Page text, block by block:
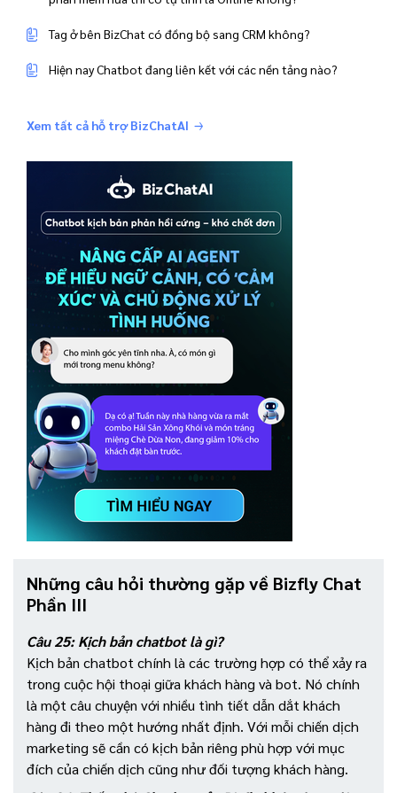
Tag ở bên BizChat có đồng bộ sang CRM không?
Hiện nay Chatbot đang liên kết với các nền tảng nào?
Xem tất cả hỗ trợ BizChatAI
Những câu hỏi thường gặp về Bizfly Chat
Phần III
Câu 25: Kịch bản chatbot là gì?
Kịch bản chatbot chính là các trường hợp có thể xảy ra
trong cuộc hội thoại giữa khách hàng và bot. Nó chính
là một câu chuyện với nhiều tình tiết dẫn dắt khách
hàng đi theo một hướng nhất định. Với mỗi chiến dịch
marketing sẽ cần có kịch bản riêng phù hợp với mục
đích của chiến dịch cũng như đối tượng khách hàng.